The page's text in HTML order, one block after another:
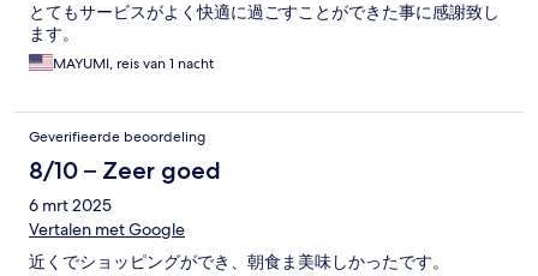
とてもサービスがよく快適に過ごすことができた事に感謝致し
ます。
MAYUMI, reis van 1 nacht
Geverifieerde beoordeling
8/10 – Zeer goed
6 mrt 2025
Vertalen met Google
近くでショッピングができ、朝食ま美味しかったです。